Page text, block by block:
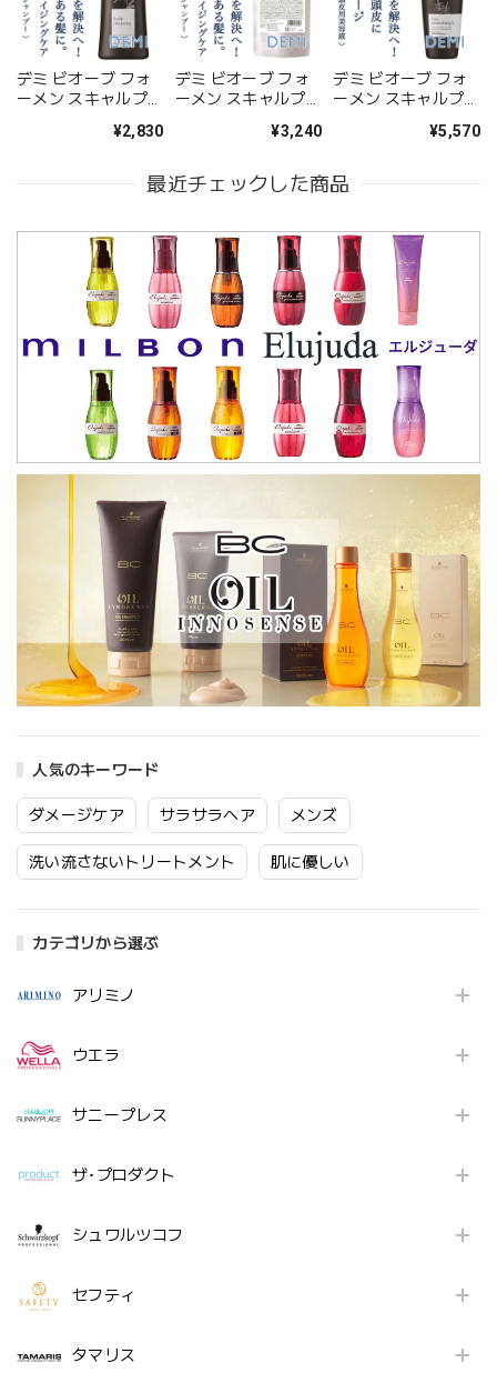
人気のキーワード
ダメージケア サラサラヘア メンズ
洗い流さないトリートメント 肌に優しい
カテゴリから選ぶ
アリミノ
ウエラ
サニープレス
ザ･プロダクト
シュワルツコフ
セフティ
タマリス
デミ ビオーブ フォ
ーメン スキャルプ
250ml【医薬部外
¥2,830
デミ ビオーブ フォ
ーメン スキャルプ
450ml(レフィル)¥3,240
デミ ビオーブ フォ
ーメン スキャルプ
¥5,570
最近チェックした商品